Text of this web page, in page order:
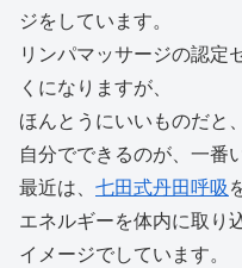
ジをしています。
リンパマッサージの認定
くになりますが、
ほんとうにいいものだと
自分でできるのが、一番
最近は、 七田式丹田呼吸
エネルギーを体内に取り
イメージでしています。